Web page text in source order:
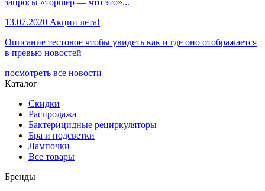
13.07.2020 Акции лета!
Описание тестовое чтобы увидеть как и где оно отображается
в превью новостей
посмотреть все новости
Каталог
Скидки
Распродажа
Бактерицидные рециркуляторы
Бра и подсветки
Лампочки
Все товары
Бренды